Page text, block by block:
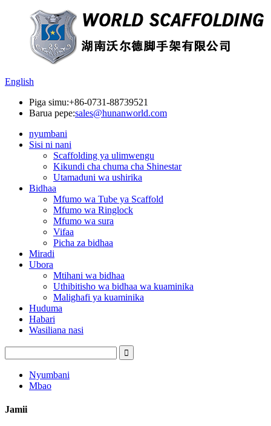
English
Piga simu:+86-0731-88739521
Barua pepe:sales@hunanworld.com
nyumbani
Sisi ni nani
Scaffolding ya ulimwengu
Kikundi cha chuma cha Shinestar
Utamaduni wa ushirika
Bidhaa
Mfumo wa Tube ya Scaffold
Mfumo wa Ringlock
Mfumo wa sura
Vifaa
Picha za bidhaa
Miradi
Ubora
Mtihani wa bidhaa
Uthibitisho wa bidhaa wa kuaminika
Malighafi ya kuaminika
Huduma
Habari
Wasiliana nasi
Nyumbani
Mbao
Jamii